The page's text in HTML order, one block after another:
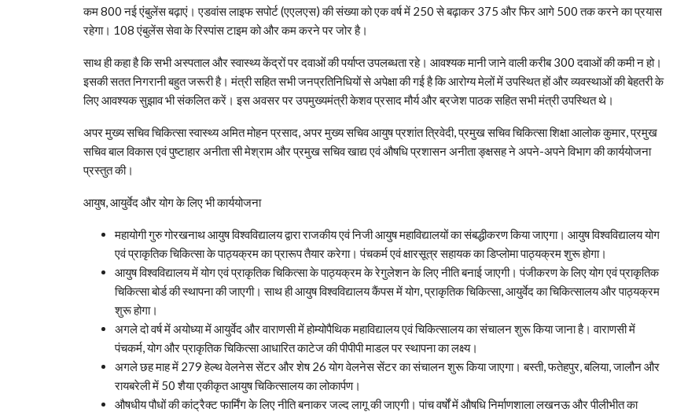
कम 800 नई एंबुलेंस बढ़ाएं। एडवांस लाइफ सपोर्ट (एएलएस) की संख्या को एक वर्ष में 250 से बढ़ाकर 375 और फिर आगे 500 तक करने का प्रयास
रहेगा। 108 एंबुलेंस सेवा के रिस्पांस टाइम को और कम करने पर जोर है।
साथ ही कहा है कि सभी अस्पताल और स्वास्थ्य केंद्रों पर दवाओं की पर्याप्त उपलब्धता रहे। आवश्यक मानी जाने वाली करीब 300 दवाओं की कमी न हो।
इसकी सतत निगरानी बहुत जरूरी है। मंत्री सहित सभी जनप्रतिनिधियों से अपेक्षा की गई है कि आरोग्य मेलों में उपस्थित हों और व्यवस्थाओं की बेहतरी के
लिए आवश्यक सुझाव भी संकलित करें। इस अवसर पर उपमुख्यमंत्री केशव प्रसाद मौर्य और ब्रजेश पाठक सहित सभी मंत्री उपस्थित थे।
अपर मुख्य सचिव चिकित्सा स्वास्थ्य अमित मोहन प्रसाद, अपर मुख्य सचिव आयुष प्रशांत त्रिवेदी, प्रमुख सचिव चिकित्सा शिक्षा आलोक कुमार, प्रमुख
सचिव बाल विकास एवं पुष्टाहार अनीता सी मेश्राम और प्रमुख सचिव खाद्य एवं औषधि प्रशासन अनीता ङ्क्षसह ने अपने-अपने विभाग की कार्ययोजना
प्रस्तुत की।
आयुष, आयुर्वेद और योग के लिए भी कार्ययोजना
महायोगी गुरु गोरखनाथ आयुष विश्वविद्यालय द्वारा राजकीय एवं निजी आयुष महाविद्यालयों का संबद्धीकरण किया जाएगा। आयुष विश्वविद्यालय योग
एवं प्राकृतिक चिकित्सा के पाठ्यक्रम का प्रारूप तैयार करेगा। पंचकर्म एवं क्षारसूत्र सहायक का डिप्लोमा पाठ्यक्रम शुरू होगा।
आयुष विश्वविद्यालय में योग एवं प्राकृतिक चिकित्सा के पाठ्यक्रम के रेगुलेशन के लिए नीति बनाई जाएगी। पंजीकरण के लिए योग एवं प्राकृतिक
चिकित्सा बोर्ड की स्थापना की जाएगी। साथ ही आयुष विश्वविद्यालय कैंपस में योग, प्राकृतिक चिकित्सा, आयुर्वेद का चिकित्सालय और पाठ्यक्रम
शुरू होगा।
अगले दो वर्ष में अयोध्या में आयुर्वेद और वाराणसी में होम्योपैथिक महाविद्यालय एवं चिकित्सालय का संचालन शुरू किया जाना है। वाराणसी में
पंचकर्म, योग और प्राकृतिक चिकित्सा आधारित काटेज की पीपीपी माडल पर स्थापना का लक्ष्य।
अगले छह माह में 279 हेल्थ वेलनेस सेंटर और शेष 26 योग वेलनेस सेंटर का संचालन शुरू किया जाएगा। बस्ती, फतेहपुर, बलिया, जालौन और
रायबरेली में 50 शैया एकीकृत आयुष चिकित्सालय का लोकार्पण।
औषधीय पौधों की कांट्रैक्ट फार्मिंग के लिए नीति बनाकर जल्द लागू की जाएगी। पांच वर्षों में औषधि निर्माणशाला लखनऊ और पीलीभीत का